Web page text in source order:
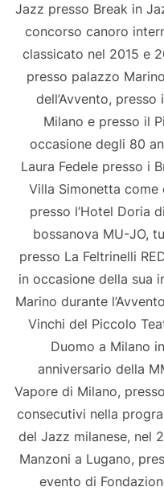
Jazz presso Break in
concorso canoro
classicato nel 2015 e
presso palazzo
dell’Avvento,
Milano e presso il
occasione degli 80
Laura Fedele presso i
Villa Simonetta come
presso l’Hotel Doria
bossanova MU-JO,
presso La Feltrinelli
in occasione della sua
Marino durante
Vinchi del Piccolo
Duomo a Milano
anniversario della
Vapore di Milano,
consecutivi nella
del Jazz milanese, nel
Manzoni a Lugano,
evento di